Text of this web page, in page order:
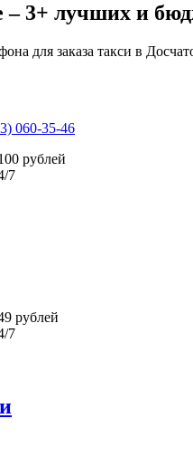
– 3+ лучших и
для заказа такси в
060-35-46
рублей
7
рублей
7